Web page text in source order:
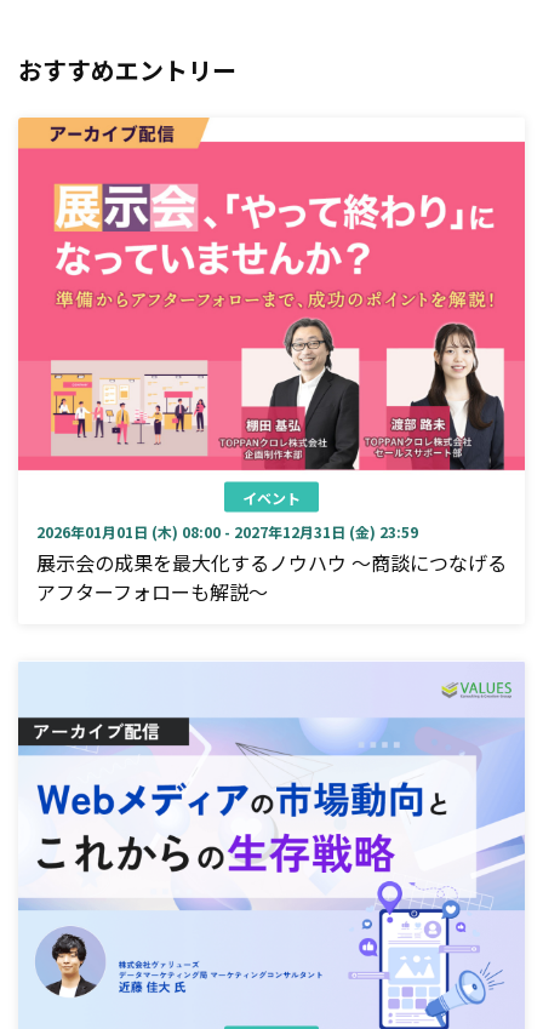
おすすめエントリー
イベント
2026年01月01日 (木) 08:00 - 2027年12月31日 (金) 23:59
展示会の成果を最大化するノウハウ ～商談につなげる
アフターフォローも解説～